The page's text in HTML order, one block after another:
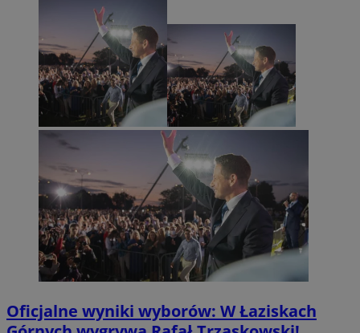
Oficjalne wyniki wyborów: W Łaziskach